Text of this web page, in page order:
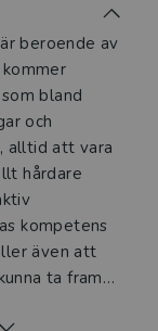
beroende av
bland
och
alltid att vara
hårdare
kompetens
även att
ta fram